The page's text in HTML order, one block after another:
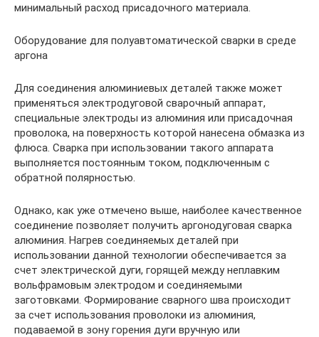
минимальный расход присадочного материала.
Оборудование для полуавтоматической сварки в среде
аргона
Для соединения алюминиевых деталей также может
применяться электродуговой сварочный аппарат,
специальные электроды из алюминия или присадочная
проволока, на поверхность которой нанесена обмазка из
флюса. Сварка при использовании такого аппарата
выполняется постоянным током, подключенным с
обратной полярностью.
Однако, как уже отмечено выше, наиболее качественное
соединение позволяет получить аргонодуговая сварка
алюминия. Нагрев соединяемых деталей при
использовании данной технологии обеспечивается за
счет электрической дуги, горящей между неплавким
вольфрамовым электродом и соединяемыми
заготовками. Формирование сварного шва происходит
за счет использования проволоки из алюминия,
подаваемой в зону горения дуги вручную или